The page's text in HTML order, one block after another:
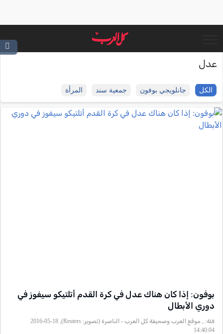
عدل
الكل جانلويجي بوفون جمعية سند المرأة
بوفون: إذا كان هناك عدل في كرة القدم أتلتيكو سيفوز في
دوري الأبطال
فئة:
, موقع العرب وصحيفة كل العرب - الناصرة (تصوير: Reuters), 2016-05-18
14:40:04